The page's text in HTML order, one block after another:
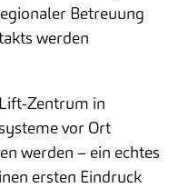
Betreuung
werden
Zentrum in
vor Ort
werden – ein echtes
ersten Eindruck